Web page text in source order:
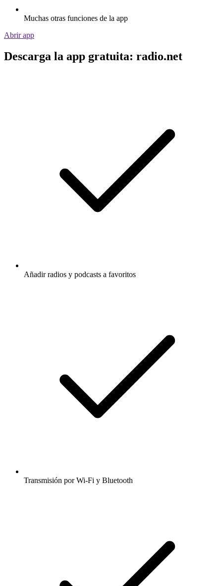
Muchas otras funciones de la app
Abrir app
Descarga la app gratuita: radio.net
Añadir radios y podcasts a favoritos
Transmisión por Wi-Fi y Bluetooth